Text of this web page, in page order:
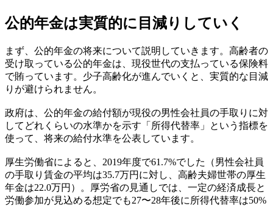
公的年金は実質的に目減りしていく
まず、公的年金の将来について説明していきます。高齢者の
受け取っている公的年金は、現役世代の支払っている保険料
で賄っています。少子高齢化が進んでいくと、実質的な目減
りが避けられません。
政府は、公的年金の給付額が現役の男性会社員の手取りに対
してどれくらいの水準かを示す「所得代替率」という指標を
使って、将来の給付水準を公表しています。
厚生労働省によると、2019年度で61.7%でした（男性会社員
の手取り賃金の平均は35.7万円に対し、高齢夫婦世帯の厚生
年金は22.0万円）。厚労省の見通しでは、一定の経済成長と
労働参加が見込める想定でも27〜28年後に所得代替率は50%